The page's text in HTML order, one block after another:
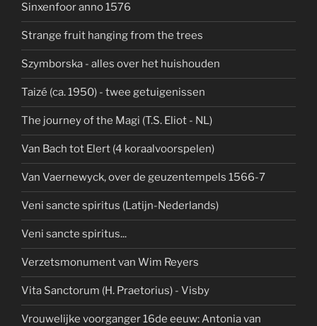
Sinxenfoor anno 1576
Strange fruit hanging from the trees
Szymborska - alles over het huishouden
Taizé (ca. 1950) - twee getuigenissen
The journey of the Magi (T.S. Eliot - NL)
Van Bach tot Elert (4 koraalvoorspelen)
Van Vaernewyck, over de geuzentempels 1566-7
Veni sancte spiritus (Latijn-Nederlands)
Veni sancte spiritus...
Verzetsmonument van Wim Reyers
Vita Sanctorum (H. Praetorius) - Visby
Vrouwelijke voorganger 16de eeuw: Antonia van